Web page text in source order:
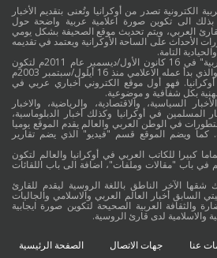
الكترونية تصدر من أوكرانيا وتُعنى بتقديم الأخبار
بذلك الى تكوين صورة اعلامية عربية واضحة حول
العربي، ويتم تحديث موقع الصحيفة بشكل يومي
الأحداث على الساحة الأوكرانية ويعتمد في تقديمه
التامة.
وقد جائت انطلاقة "أوكرانيا بالعربية" في 16 كانون الأول/ديسمبر عام 2011م لتكون
امتدادا للموقع العربي الاوكراني والذي بدأ عمله الاعلامي منذ 16 أيلول/سبتمبر 2003م
أوكرانيا. فهو أول موقع الكتروني أخباري عربي في
بكل شفافية و موضوعية.
السياسية، والاقتصادية، والرياضية، والاخبار
المسلمين في أوكرانيا وكذلك أخبار الدبلوماسية،
في الوطن العربي والعالم يقدم الموقع يوميا
كما ويضم الموقع قسم "فيديو" الذي يضم تقارير
كبيرا للكاتب العربي في أوكرانيا والعالم لتكون
في باب "مقالات وملفات"، اضافة الى باب اللقائات
شقها الآخر الناطق باللغة الروسية ليقدم للقارئ
السابق أخبار العالم العربي والاسلامي والجاليات
والثقافة العربية الصحيحة لتكوين صورة ايجابية
والاسلامية لدى قارئ الروسية.
عنا جهات الاتصال الصفحة الرئيسية